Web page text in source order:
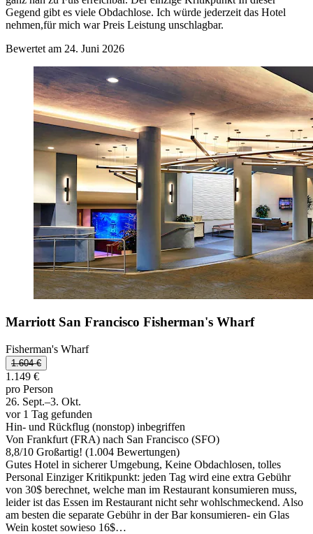
Gegend gibt es viele Obdachlose. Ich würde jederzeit das Hotel
nehmen,für mich war Preis Leistung unschlagbar.
Bewertet am 24. Juni 2026
Marriott San Francisco Fisherman's Wharf
Fisherman's Wharf
1.604 €
1.149 €
pro Person
26. Sept.–3. Okt.
vor 1 Tag gefunden
Hin- und Rückflug (nonstop) inbegriffen
Von Frankfurt (FRA) nach San Francisco (SFO)
8,8/10 Großartig! (1.004 Bewertungen)
Gutes Hotel in sicherer Umgebung, Keine Obdachlosen, tolles
Personal Einziger Kritikpunkt: jeden Tag wird eine extra Gebühr
von 30$ berechnet, welche man im Restaurant konsumieren muss,
leider ist das Essen im Restaurant nicht sehr wohlschmeckend. Also
am besten die separate Gebühr in der Bar konsumieren- ein Glas
Wein kostet sowieso 16$…